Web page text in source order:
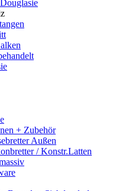
+ Zubehör
Außen
/ Konstr.Latten